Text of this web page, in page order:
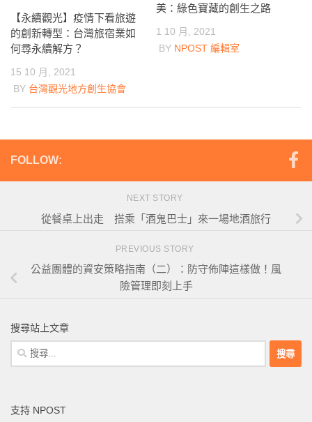
【永續觀光】疫情下看旅遊
的創新轉型：台灣旅宿業如
何尋永續解方？
15 10 月, 2021
BY 台灣觀光地方創生協會
美：綠色寶藏的創生之路
1 10 月, 2021
BY NPOST 編輯室
FOLLOW:
NEXT STORY
從餐桌上出走 搭乘「酒鬼巴士」來一場地酒旅行
PREVIOUS STORY
公益團體的資安策略指南（二）：防守佈陣這樣做！風
險管理即刻上手
搜尋站上文章
搜
尋
字:
支持 NPOST